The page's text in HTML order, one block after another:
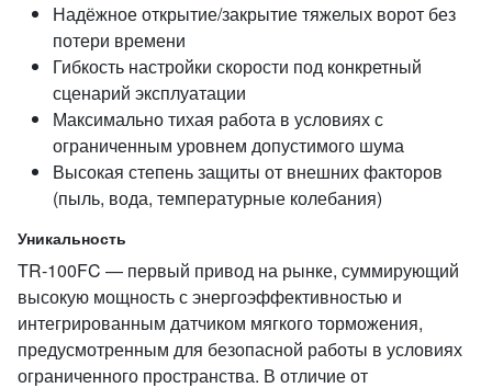
Надёжное открытие/закрытие тяжелых ворот без
потери времени
Гибкость настройки скорости под конкретный
сценарий эксплуатации
Максимально тихая работа в условиях с
ограниченным уровнем допустимого шума
Высокая степень защиты от внешних факторов
(пыль, вода, температурные колебания)
Уникальность
TR‑100FC — первый привод на рынке, суммирующий
высокую мощность с энергоэффективностью и
интегрированным датчиком мягкого торможения,
предусмотренным для безопасной работы в условиях
ограниченного пространства. В отличие от